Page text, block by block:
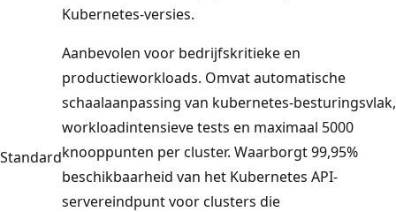
Kubernetes-versies.
Standard
Aanbevolen voor bedrijfskritieke en
productieworkloads. Omvat automatische
schaalaanpassing van kubernetes-besturingsvlak,
workloadintensieve tests en maximaal 5000
knooppunten per cluster. Waarborgt 99,95%
beschikbaarheid van het Kubernetes API-
servereindpunt voor clusters die